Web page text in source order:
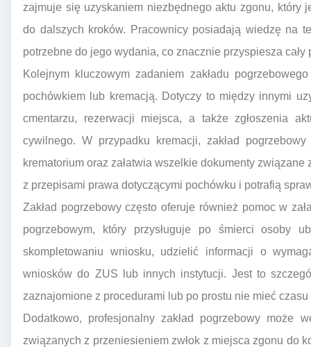
zajmuje się uzyskaniem niezbędnego aktu zgonu, który
do dalszych kroków. Pracownicy posiadają wiedzę na
potrzebne do jego wydania, co znacznie przyspiesza cały
Kolejnym kluczowym zadaniem zakładu
pochówkiem lub kremacją. Dotyczy to między innymi
cmentarzu, rezerwacji miejsca, a także zgłoszenia
cywilnego. W przypadku kremacji, zakład
krematorium oraz załatwia wszelkie dokumenty
z przepisami prawa dotyczącymi pochówku i potrafią
Zakład pogrzebowy często oferuje również pomoc w
pogrzebowym, który przysługuje po śmierci osoby
skompletowaniu wniosku, udzielić informacji o
wniosków do ZUS lub innych instytucji. Jest to
zaznajomione z procedurami lub po prostu nie mieć
Dodatkowo, profesjonalny zakład pogrzebowy może
związanych z przeniesieniem zwłok z miejsca zgonu do